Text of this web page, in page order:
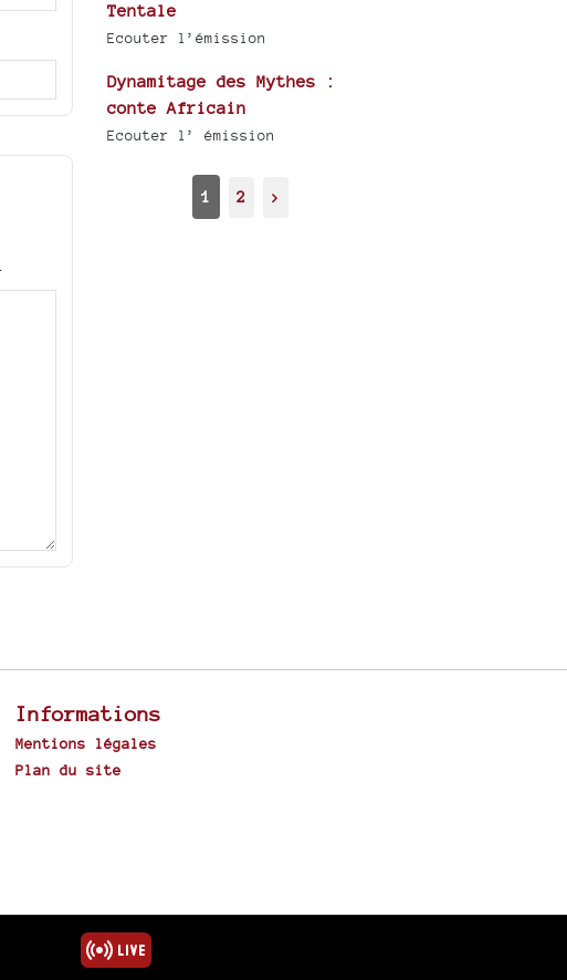
Tentale
Ecouter l’émission
Dynamitage des Mythes :
conte Africain
Ecouter l’ émission
1 2 >
Informations
Mentions légales
Plan du site